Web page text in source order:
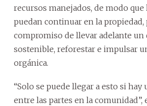
recursos manejados, de modo que
puedan continuar en la propiedad,
compromiso de llevar adelante un
sostenible, reforestar e impulsar
orgánica.
“Solo se puede llegar a esto si hay
entre las partes en la comunidad”,